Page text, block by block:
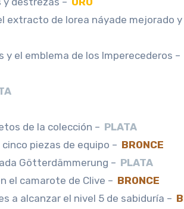
extracto de lorea náyade mejorado y
el emblema de los Imperecederos –
de la colección – PLATA
piezas de equipo – BRONCE
Götterdämmerung – PLATA
el camarote de Clive – BRONCE
a alcanzar el nivel 5 de sabiduría –